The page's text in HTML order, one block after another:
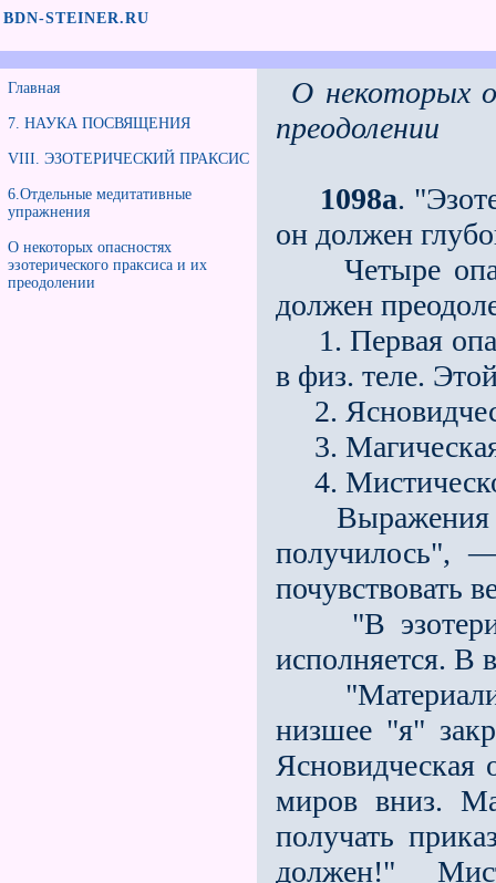
BDN-STEINER.RU
Главная
7. НАУКА ПОСВЯЩЕНИЯ
VIII. ЭЗОТЕРИЧЕСКИЙ ПРАКСИС
6.Отдельные медитативные
упражнения
О некоторых опасностях
эзотерического праксиса и их
преодолении
О некоторых
преодолении
1098а.
он должен
Четыре
должен
1. Первая
в физ. теле.
2.
3. Магическая
4.
Выражения
получилось",
почувствовать
"В
исполняется. В
низшее "я"
Ясновидческая
миров вниз.
получать
должен!"